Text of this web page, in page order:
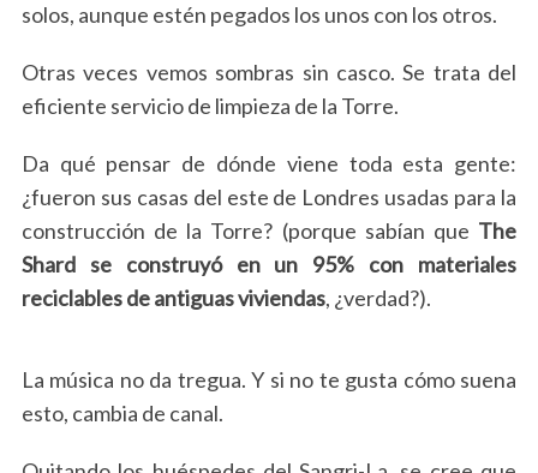
solos, aunque estén pegados los unos con los otros.
Otras veces vemos sombras sin casco. Se trata del
eficiente servicio de limpieza de la Torre.
Da qué pensar de dónde viene toda esta gente:
¿fueron sus casas del este de Londres usadas para la
construcción de la Torre? (porque sabían que The
Shard se construyó en un 95% con materiales
reciclables de antiguas viviendas, ¿verdad?).
La música no da tregua. Y si no te gusta cómo suena
esto, cambia de canal.
S
e